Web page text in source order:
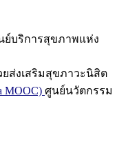
ย์บริการสุขภาพแห่ง
ส่งเสริมสุขภาวะนิสิต
MOOC) ศูนย์นวัตกรรม